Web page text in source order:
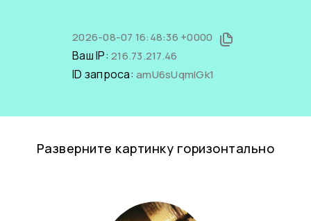
2026-08-07 16:48:36 +0000
Ваш IP: 216.73.217.46
ID запроса: amU6sUqmIGk1
Разверните картинку горизонтально